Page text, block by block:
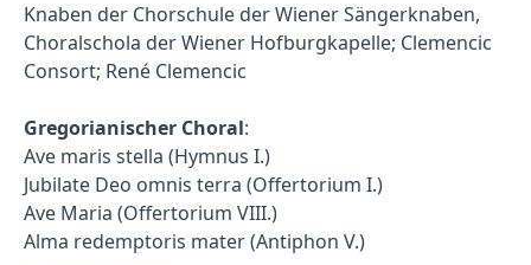
Knaben der Chorschule der Wiener Sängerknaben,
Choralschola der Wiener Hofburgkapelle; Clemencic
Consort; René Clemencic
Gregorianischer Choral:
Ave maris stella (Hymnus I.)
Jubilate Deo omnis terra (Offertorium I.)
Ave Maria (Offertorium VIII.)
Alma redemptoris mater (Antiphon V.)